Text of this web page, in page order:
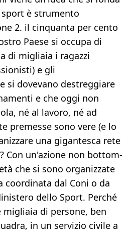
è strumento
2. il cinquanta per cento
Paese si occupa di
di migliaia i ragazzi
e gli
si dovevano destreggiare
e che oggi non
né al lavoro, né ad
premesse sono vere (e lo
una gigantesca rete
Con un'azione non bottom-
che si sono organizzate
coordinata dal Coni o da
dello Sport. Perché
di persone, ben
in un servizio civile a